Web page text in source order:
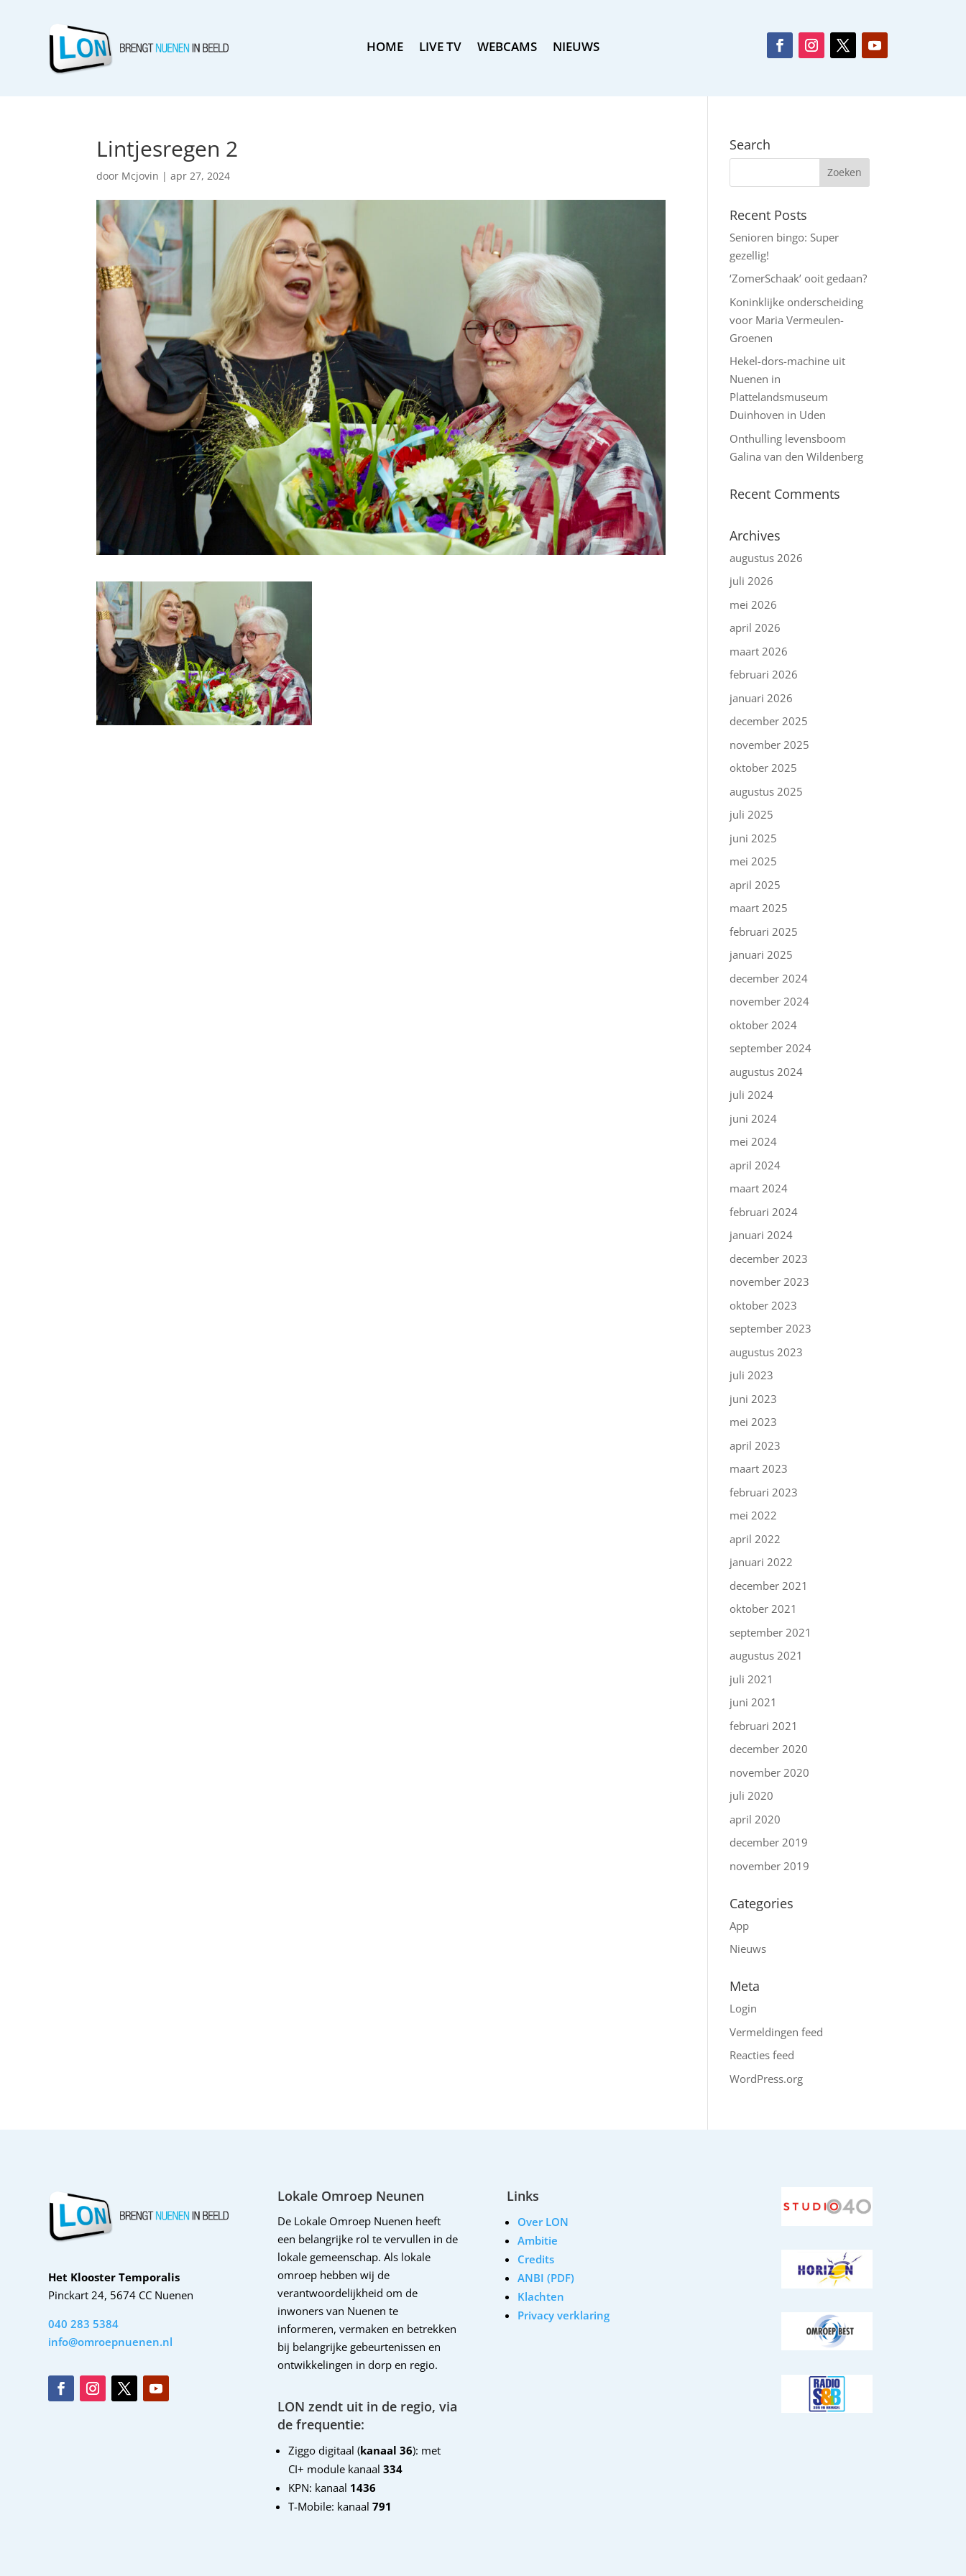
HOME LIVE TV WEBCAMS NIEUWS
Lintjesregen 2
door Mcjovin |apr 27, 2024
Search
Recent Posts
Senioren bingo: Super
gezellig!
‘ZomerSchaak’ ooit gedaan?
Koninklijke onderscheiding
voor Maria Vermeulen-
Groenen
Hekel-dors-machine uit
Nuenen in
Plattelandsmuseum
Duinhoven in Uden
Onthulling levensboom
Galina van den Wildenberg
Recent Comments
Archives
augustus 2026
juli 2026
mei 2026
april 2026
maart 2026
februari 2026
januari 2026
december 2025
november 2025
oktober 2025
augustus 2025
juli 2025
juni 2025
mei 2025
april 2025
maart 2025
februari 2025
januari 2025
december 2024
november 2024
oktober 2024
september 2024
augustus 2024
juli 2024
juni 2024
mei 2024
april 2024
maart 2024
februari 2024
januari 2024
december 2023
november 2023
oktober 2023
september 2023
augustus 2023
juli 2023
juni 2023
mei 2023
april 2023
maart 2023
februari 2023
mei 2022
april 2022
januari 2022
december 2021
oktober 2021
september 2021
augustus 2021
juli 2021
juni 2021
februari 2021
december 2020
november 2020
juli 2020
april 2020
december 2019
november 2019
Categories
App
Nieuws
Meta
Login
Vermeldingen feed
Reacties feed
WordPress.org
Het Klooster Temporalis
Pinckart 24, 5674 CC Nuenen
040 283 5384
info@omroepnuenen.nl
Lokale Omroep Neunen
De Lokale Omroep Nuenen heeft
een belangrijke rol te vervullen in de
lokale gemeenschap. Als lokale
omroep hebben wij de
verantwoordelijkheid om de
inwoners van Nuenen te
informeren, vermaken en betrekken
bij belangrijke gebeurtenissen en
ontwikkelingen in dorp en regio.
LON zendt uit in de regio, via
de frequentie:
Ziggo digitaal (kanaal 36): met
CI+ module kanaal 334
KPN: kanaal 1436
T-Mobile: kanaal791
Links
Over LON
Ambitie
Credits
ANBI (PDF)
Klachten
Privacy verklaring